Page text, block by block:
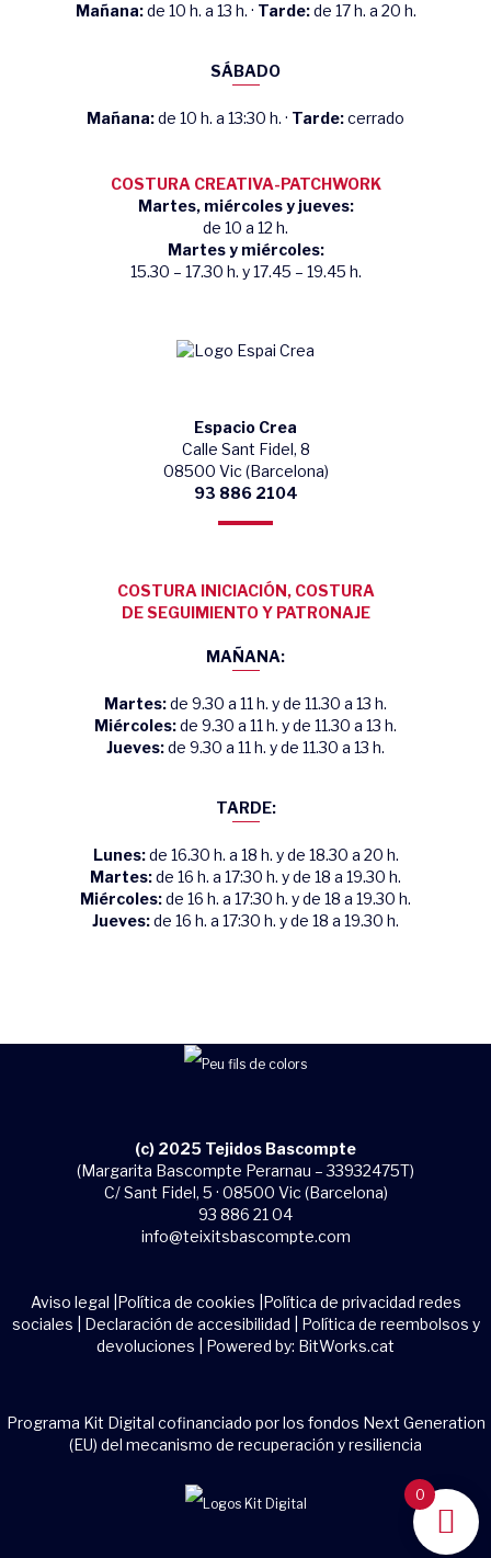
Mañana:de 10 h. a 13 h. · Tarde:de 17 h. a 20 h.
SÁBADO
Mañana:de 10 h. a 13:30 h. · Tarde:cerrado
COSTURA CREATIVA-PATCHWORK
Martes, miércoles y jueves:
de 10 a 12 h.
Martes y miércoles:
15.30 – 17.30 h. y 17.45 – 19.45 h.
Espacio Crea
Calle Sant Fidel, 8
08500 Vic (Barcelona)
93 886 2104
COSTURA INICIACIÓN, COSTURA
DE SEGUIMIENTO Y PATRONAJE
MAÑANA:
Martes:de 9.30 a 11 h. y de 11.30 a 13 h.
Miércoles:de 9.30 a 11 h. y de 11.30 a 13 h.
Jueves:de 9.30 a 11 h. y de 11.30 a 13 h.
TARDE:
Lunes:de 16.30 h. a 18 h. y de 18.30 a 20 h.
Martes:de 16 h. a 17:30 h. y de 18 a 19.30 h.
Miércoles:de 16 h. a 17:30 h. y de 18 a 19.30 h.
Jueves:de 16 h. a 17:30 h. y de 18 a 19.30 h.
(c) 2025 Tejidos Bascompte
(Margarita Bascompte Perarnau – 33932475T)
C/ Sant Fidel, 5 · 08500 Vic (Barcelona)
93 886 21 04
info@teixitsbascompte.com
Aviso legal Política de cookies Política de privacidad redes
sociales
Declaración de accesibilidad
Política de reembolsos y
devoluciones | Powered by: BitWorks.cat
Programa Kit Digital cofinanciado por los fondos Next Generation
(EU) del mecanismo de recuperación y resiliencia
0